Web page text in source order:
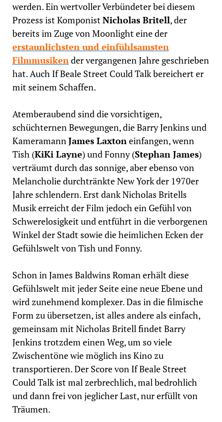
werden. Ein wertvoller Verbündeter bei diesem
Prozess ist KomponistNicholas Britell, der
bereits im Zuge von Moonlight eine der
erstaunlichsten und einfühlsamsten
Filmmusikender vergangenen Jahre geschrieben
hat. Auch If Beale Street Could Talk bereichert er
mit seinem Schaffen.
Atemberaubend sind die vorsichtigen,
schüchternen Bewegungen, die Barry Jenkins und
KameramannJames Laxtoneinfangen, wenn
Tish (KiKi Layne) und Fonny (Stephan James)
verträumt durch das sonnige, aber ebenso von
Melancholie durchtränkte New York der 1970er
Jahre schlendern. Erst dank Nicholas Britells
Musik erreicht der Film jedoch ein Gefühl von
Schwerelosigkeit und entführt in die verborgenen
Winkel der Stadt sowie die heimlichen Ecken der
Gefühlswelt von Tish und Fonny.
Schon in James Baldwins Roman erhält diese
Gefühlswelt mit jeder Seite eine neue Ebene und
wird zunehmend komplexer. Das in die filmische
Form zu übersetzen, ist alles andere als einfach,
gemeinsam mit Nicholas Britell findet Barry
Jenkins trotzdem einen Weg, um so viele
Zwischentöne wie möglich ins Kino zu
transportieren. Der Score von If Beale Street
Could Talk ist mal zerbrechlich, mal bedrohlich
und dann frei von jeglicher Last, nur erfüllt von
Träumen.